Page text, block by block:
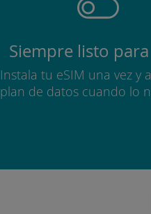
Siempre listo
Instala tu eSIM una vez y
plan de datos cuando lo